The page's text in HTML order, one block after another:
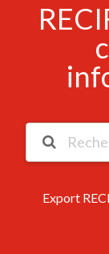
Export